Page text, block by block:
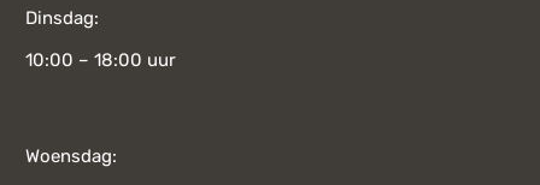
Dinsdag:
10:00 – 18:00 uur
Woensdag: